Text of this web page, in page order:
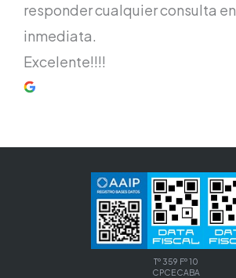
responder cualquier consulta
inmediata.
Excelente!!!!
Tº 359 Fº 10
CPCECABA